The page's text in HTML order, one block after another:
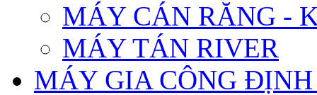
MÁY CÁN RĂNG -
MÁY TÁN RIVER
MÁY GIA CÔNG